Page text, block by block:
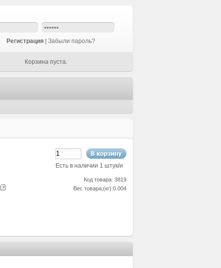
Регистрация Забыли пароль?
Корзина пуста.
Есть в наличии 1 штук/и
Код товара: 3819
Вес товара,(кг):0.004